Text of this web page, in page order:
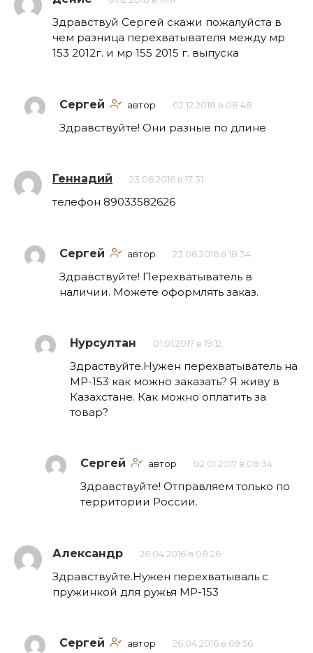
Здравствуй Сергей скажи пожалуйста в
чем разница перехватывателя между мр
153 2012г. и мр 155 2015 г. выпуска
Сергей автор 02.12.2018 в 08:48
Здравствуйте! Они разные по длине
Геннадий 23.06.2016 в 17:31
телефон 89033582626
Сергей автор 23.06.2016 в 18:34
Здравствуйте! Перехватыватель в
наличии. Можете оформлять заказ.
Нурсултан 01.01.2017 в 19:12
Здраствуйте.Нужен перехватыватель на
МР-153 как можно заказать? Я живу в
Казахстане. Как можно оплатить за
товар?
Сергей автор 02.01.2017 в 08:34
Здравствуйте! Отправляем только по
территории России.
Александр 26.04.2016 в 08:26
Здравствуйте.Нужен перехватываль с
пружинкой для ружья МР-153
Сергей автор 26.04.2016 в 09:56